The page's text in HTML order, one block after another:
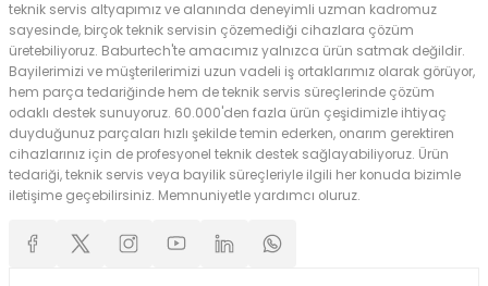
teknik servis altyapımız ve alanında deneyimli uzman kadromuz
sayesinde, birçok teknik servisin çözemediği cihazlara çözüm
üretebiliyoruz. Baburtech'te amacımız yalnızca ürün satmak değildir.
Bayilerimizi ve müşterilerimizi uzun vadeli iş ortaklarımız olarak görüyor,
hem parça tedariğinde hem de teknik servis süreçlerinde çözüm
odaklı destek sunuyoruz. 60.000'den fazla ürün çeşidimizle ihtiyaç
duyduğunuz parçaları hızlı şekilde temin ederken, onarım gerektiren
cihazlarınız için de profesyonel teknik destek sağlayabiliyoruz. Ürün
tedariği, teknik servis veya bayilik süreçleriyle ilgili her konuda bizimle
iletişime geçebilirsiniz. Memnuniyetle yardımcı oluruz.